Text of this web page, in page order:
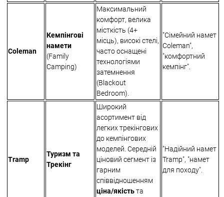
Coleman
Кемпінгові
намети
(Family
Camping)
Максимальний
комфорт, велика
місткість (4+
місць), високі стелі,
часто оснащені
технологіями
затемнення
(Blackout
Bedroom).
"Сімейний намет
Coleman",
"комфортний
кемпінг".
Tramp
Туризм та
Трекінг
Широкий
асортимент від
легких трекінгових
до кемпінгових
моделей. Середній
ціновий сегмент із
гарним
співвідношенням
ціна/якістьта
"Надійний намет
Tramp", "намет
для походу".